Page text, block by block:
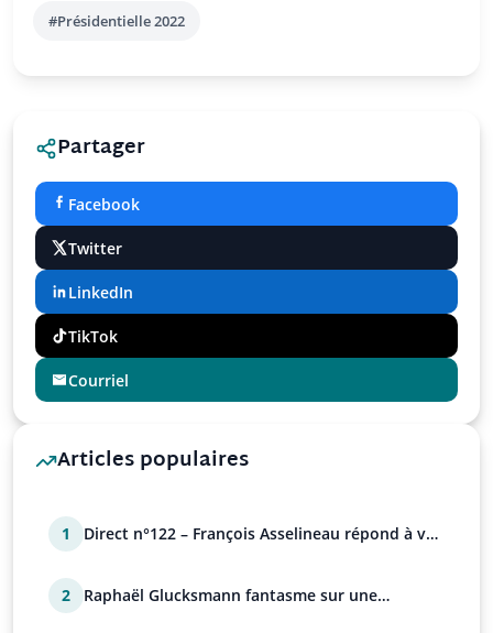
#Présidentielle 2022
Partager
Facebook
Twitter
LinkedIn
TikTok
Courriel
Articles populaires
1
Direct n°122 – François Asselineau répond à vos
2
Raphaël Glucksmann fantasme sur une